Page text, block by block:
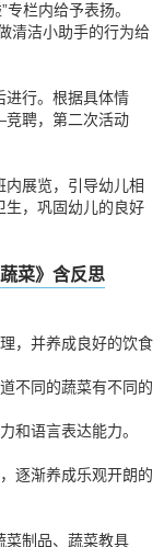
栏内给予表扬。
洁小助手的行为给
行。根据具体情
聘，第二次活动
展览，引导幼儿相
生，巩固幼儿的良好
菜》含反思
，并养成良好的饮食
不同的蔬菜有不同的
语言表达能力。
逐渐养成乐观开朗的
制品、蔬菜教具